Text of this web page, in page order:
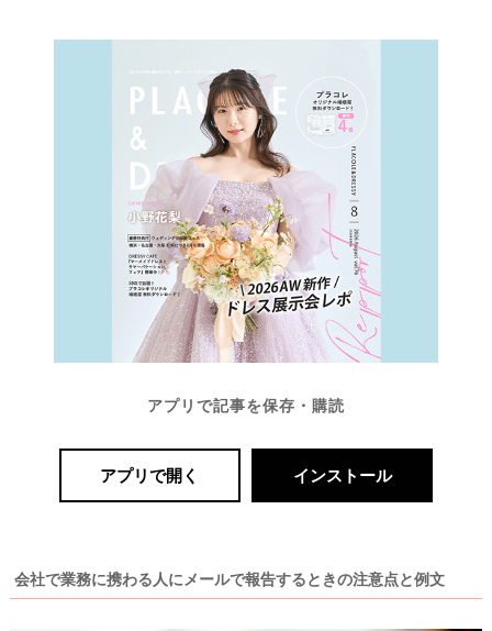
アプリで記事を保存・購読
アプリで開く インストール
会社で業務に携わる人にメールで報告するときの注意点と例文